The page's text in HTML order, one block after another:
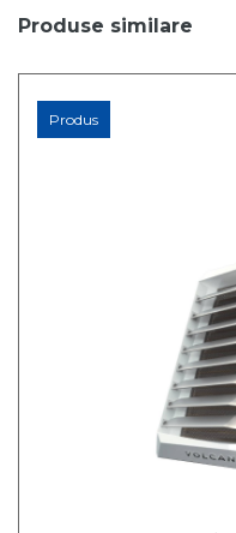
Produse similare
Produs